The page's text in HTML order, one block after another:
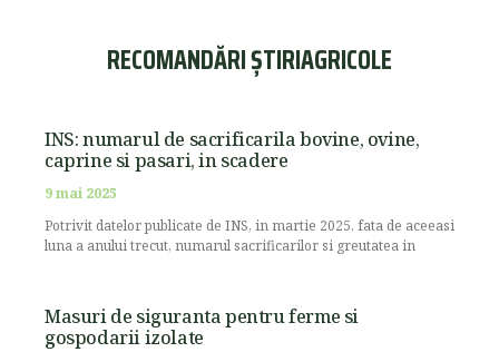
RECOMANDĂRI ȘTIRIAGRICOLE
INS: numarul de sacrificarila bovine, ovine,
caprine si pasari, in scadere
9 mai 2025
Potrivit datelor publicate de INS, in martie 2025, fata de aceeasi
luna a anului trecut, numarul sacrificarilor si greutatea in
Masuri de siguranta pentru ferme si
gospodarii izolate